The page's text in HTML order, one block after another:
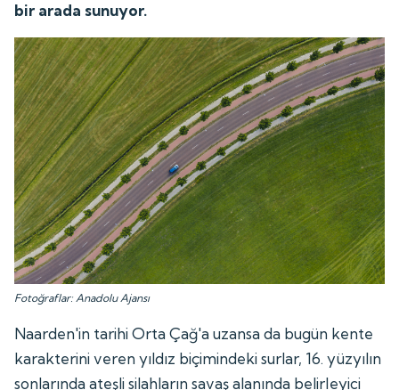
bir arada sunuyor.
Fotoğraflar: Anadolu Ajansı
Naarden'in tarihi Orta Çağ'a uzansa da bugün kente
karakterini veren yıldız biçimindeki surlar, 16. yüzyılın
sonlarında ateşli silahların savaş alanında belirleyici